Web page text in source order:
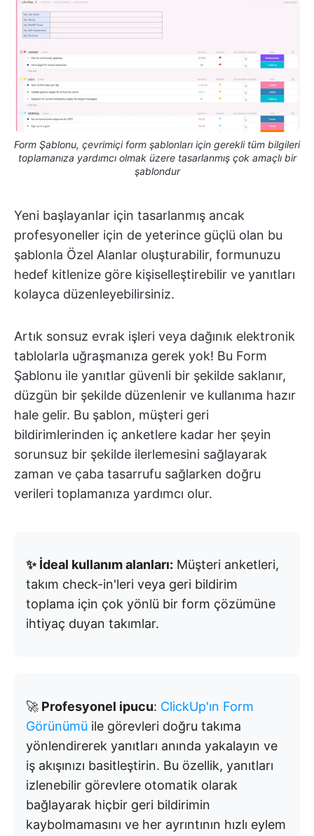
Form Şablonu, çevrimiçi form şablonları için gerekli tüm bilgileri
toplamanıza yardımcı olmak üzere tasarlanmış çok amaçlı bir
şablondur
Yeni başlayanlar için tasarlanmış ancak
profesyoneller için de yeterince güçlü olan bu
şablonla Özel Alanlar oluşturabilir, formunuzu
hedef kitlenize göre kişiselleştirebilir ve yanıtları
kolayca düzenleyebilirsiniz.
Artık sonsuz evrak işleri veya dağınık elektronik
tablolarla uğraşmanıza gerek yok! Bu Form
Şablonu ile yanıtlar güvenli bir şekilde saklanır,
düzgün bir şekilde düzenlenir ve kullanıma hazır
hale gelir. Bu şablon, müşteri geri
bildirimlerinden iç anketlere kadar her şeyin
sorunsuz bir şekilde ilerlemesini sağlayarak
zaman ve çaba tasarrufu sağlarken doğru
verileri toplamanıza yardımcı olur.
✨ İdeal kullanım alanları: Müşteri anketleri,
takım check-in'leri veya geri bildirim
toplama için çok yönlü bir form çözümüne
ihtiyaç duyan takımlar.
🚀 Profesyonel ipucu: ClickUp'ın Form
Görünümü ile görevleri doğru takıma
yönlendirerek yanıtları anında yakalayın ve
iş akışınızı basitleştirin. Bu özellik, yanıtları
izlenebilir görevlere otomatik olarak
bağlayarak hiçbir geri bildirimin
kaybolmamasını ve her ayrıntının hızlı eylem